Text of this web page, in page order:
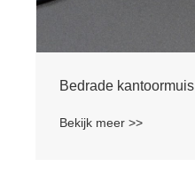
Bedrade kantoormuis
Bekijk meer >>